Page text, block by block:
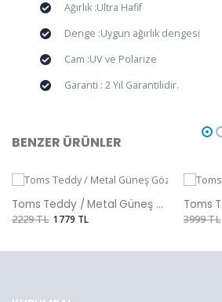
Ağırlık :Ultra Hafif
Denge :Uygun ağırlık dengesi
Cam :UV ve Polarize
Garanti : 2 Yıl Garantilidir.
BENZER ÜRÜNLER
Toms Teddy / Metal Güneş Gözlüğü
2229 TL 1779 TL 3999 TL